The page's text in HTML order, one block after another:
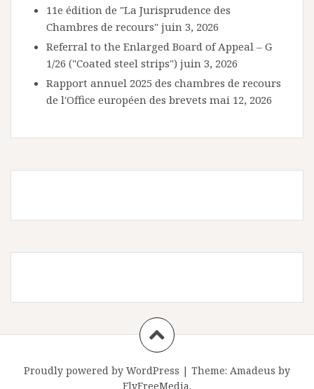
11e édition de "La Jurisprudence des
Chambres de recours" juin 3, 2026
Referral to the Enlarged Board of Appeal – G
1/26 ("Coated steel strips") juin 3, 2026
Rapport annuel 2025 des chambres de recours
de l'Office européen des brevets mai 12, 2026
Proudly powered by WordPress | Theme: Amadeus by
FlyFreeMedia.